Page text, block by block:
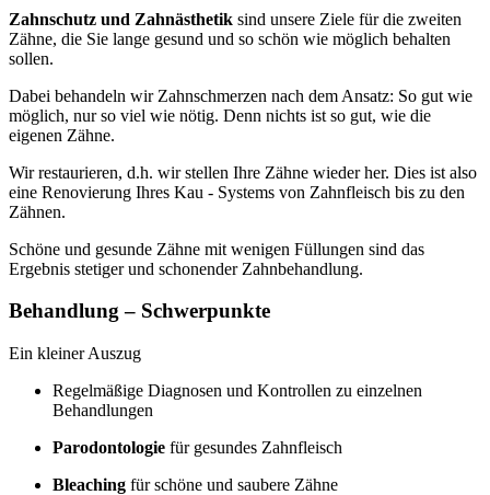
Zahnschutz und Zahnästhetik sind unsere Ziele für die zweiten
Zähne, die Sie lange gesund und so schön wie möglich behalten
sollen.
Dabei behandeln wir Zahnschmerzen nach dem Ansatz: So gut wie
möglich, nur so viel wie nötig. Denn nichts ist so gut, wie die
eigenen Zähne.
Wir restaurieren, d.h. wir stellen Ihre Zähne wieder her. Dies ist also
eine Renovierung Ihres Kau - Systems von Zahnfleisch bis zu den
Zähnen.
Schöne und gesunde Zähne mit wenigen Füllungen sind das
Ergebnis stetiger und schonender Zahnbehandlung.
Behandlung – Schwerpunkte
Ein kleiner Auszug
Regelmäßige Diagnosen und Kontrollen zu einzelnen
Behandlungen
Parodontologie für gesundes Zahnfleisch
Bleaching für schöne und saubere Zähne